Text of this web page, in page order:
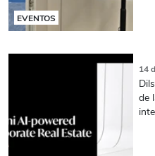
EVENTOS
14
de